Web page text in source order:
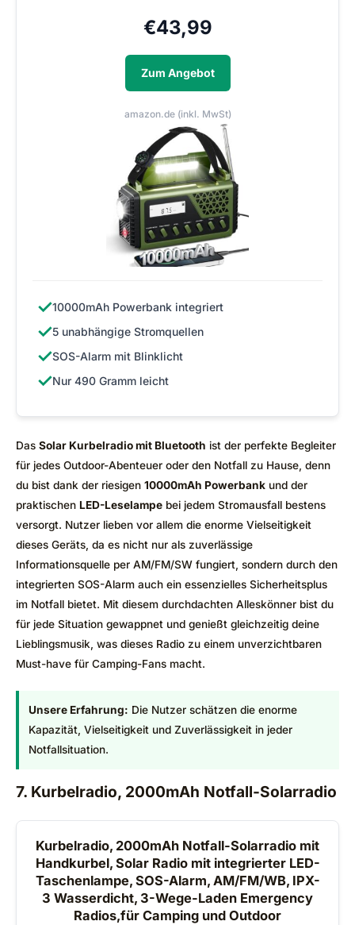
€43,99
Zum Angebot
amazon.de (inkl. MwSt)
✓10000mAh Powerbank integriert
✓5 unabhängige Stromquellen
✓SOS-Alarm mit Blinklicht
✓Nur 490 Gramm leicht
Das Solar Kurbelradio mit Bluetooth ist der perfekte Begleiter
für jedes Outdoor-Abenteuer oder den Notfall zu Hause, denn
du bist dank der riesigen 10000mAh Powerbank und der
praktischen LED-Leselampe bei jedem Stromausfall bestens
versorgt. Nutzer lieben vor allem die enorme Vielseitigkeit
dieses Geräts, da es nicht nur als zuverlässige
Informationsquelle per AM/FM/SW fungiert, sondern durch den
integrierten SOS-Alarm auch ein essenzielles Sicherheitsplus
im Notfall bietet. Mit diesem durchdachten Alleskönner bist du
für jede Situation gewappnet und genießt gleichzeitig deine
Lieblingsmusik, was dieses Radio zu einem unverzichtbaren
Must-have für Camping-Fans macht.
Unsere Erfahrung: Die Nutzer schätzen die enorme
Kapazität, Vielseitigkeit und Zuverlässigkeit in jeder
Notfallsituation.
7. Kurbelradio, 2000mAh Notfall-Solarradio
Kurbelradio, 2000mAh Notfall-Solarradio mit
Handkurbel, Solar Radio mit integrierter LED-
Taschenlampe, SOS-Alarm, AM/FM/WB, IPX-
3 Wasserdicht, 3-Wege-Laden Emergency
Radios,für Camping und Outdoor